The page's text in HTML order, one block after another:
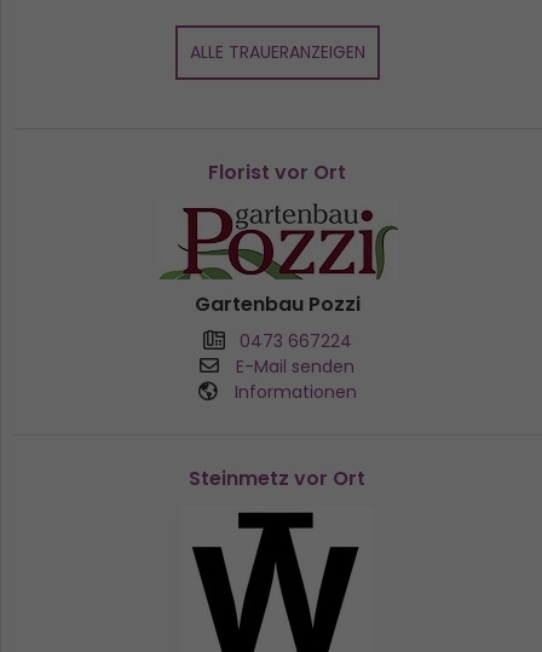
ALLE TRAUERANZEIGEN
Florist vor Ort
Gartenbau Pozzi
0473 667224
E-Mail senden
Informationen
Steinmetz vor Ort